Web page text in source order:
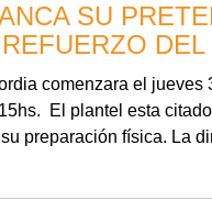
SU
comenzara el jueves
El plantel esta
preparación física. La